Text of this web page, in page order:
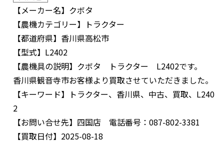
【メーカー名】 クボタ
【農機カテゴリー】
トラクター
【都道府県】 香川県高松市
【型式】 L2402
【農機具の説明】 クボタ トラクター L2402です。
香川県観音寺市お客様より買取させていただきました。
【キーワード】
トラクター、香川県、中古、買取、L240
2
【お問い合せ先】 四国店 電話番号：087-802-3381
【買取日付】 2025-08-18